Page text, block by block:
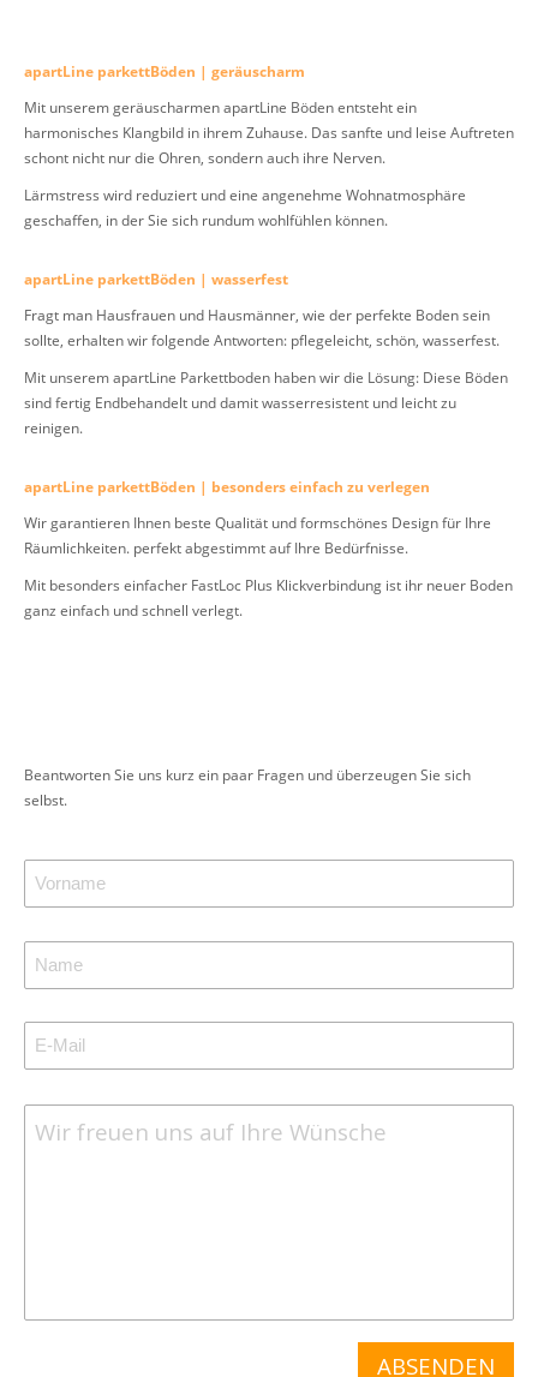
apartLine parkettBöden | geräuscharm
Mit unserem geräuscharmen apartLine Böden entsteht ein
harmonisches Klangbild in ihrem Zuhause. Das sanfte und leise Auftreten
schont nicht nur die Ohren, sondern auch ihre Nerven.
Lärmstress wird reduziert und eine angenehme Wohnatmosphäre
geschaffen, in der Sie sich rundum wohlfühlen können.
apartLine parkettBöden | wasserfest
Fragt man Hausfrauen und Hausmänner, wie der perfekte Boden sein
sollte, erhalten wir folgende Antworten: pflegeleicht, schön, wasserfest.
Mit unserem apartLine Parkettboden haben wir die Lösung: Diese Böden
sind fertig Endbehandelt und damit wasserresistent und leicht zu
reinigen.
apartLine parkettBöden | besonders einfach zu verlegen
Wir garantieren Ihnen beste Qualität und formschönes Design für Ihre
Räumlichkeiten. perfekt abgestimmt auf Ihre Bedürfnisse.
Mit besonders einfacher FastLoc Plus Klickverbindung ist ihr neuer Boden
ganz einfach und schnell verlegt.
Beantworten Sie uns kurz ein paar Fragen und überzeugen Sie sich
selbst.